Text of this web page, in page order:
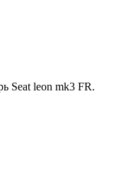
Seat leon mk3 FR.